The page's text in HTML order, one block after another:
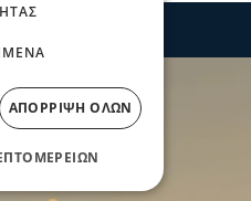
ΑΠΌΡΡΙΨΗ ΌΛΩΝ